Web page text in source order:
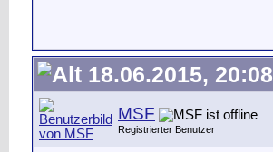
18.06.2015, 20:08
MSF
Registrierter Benutzer